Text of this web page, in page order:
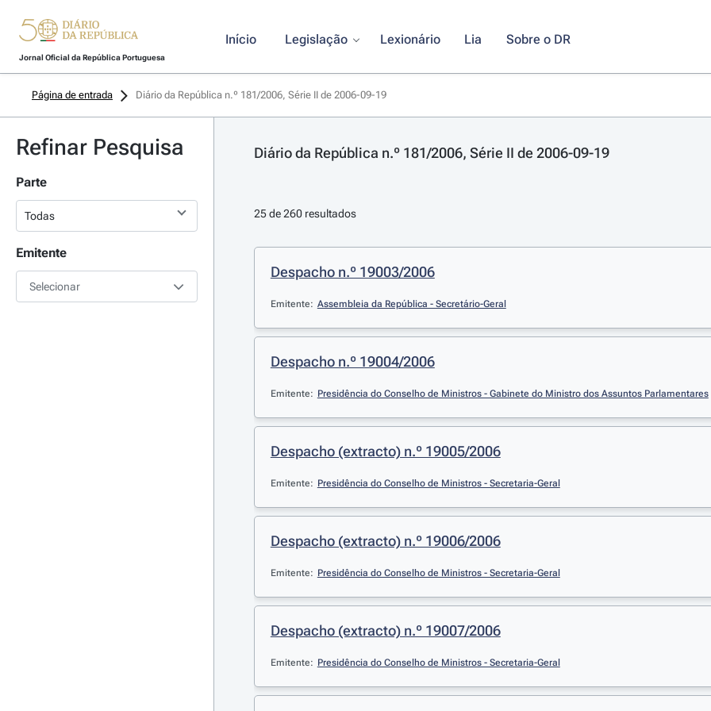
Jornal Oficial da República Portuguesa
Início Legislação Lexionário Lia Sobre o DR
Página de entrada Diário da República n.º 181/2006, Série II de 2006-09-19
Refinar Pesquisa
Parte
Emitente
Selecionar
Diário da República n.º 181/2006, Série II de 2006-09-19
25 de 260 resultados
Despacho n.º 19003/2006
Emitente: Assembleia da República - Secretário-Geral
Despacho n.º 19004/2006
Emitente: Presidência do Conselho de Ministros - Gabinete do Ministro dos Assuntos Parlamentares
Despacho (extracto) n.º 19005/2006
Emitente: Presidência do Conselho de Ministros - Secretaria-Geral
Despacho (extracto) n.º 19006/2006
Emitente: Presidência do Conselho de Ministros - Secretaria-Geral
Despacho (extracto) n.º 19007/2006
Emitente: Presidência do Conselho de Ministros - Secretaria-Geral